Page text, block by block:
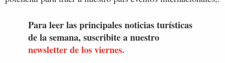
Para leer las principales noticias turísticas
de la semana, suscribite a nuestro
newsletter de los viernes.